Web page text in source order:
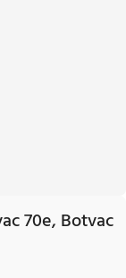
70e, Botvac